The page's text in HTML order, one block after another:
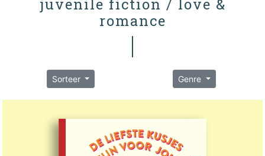
juvenile fiction / love &
romance
Sorteer Genre